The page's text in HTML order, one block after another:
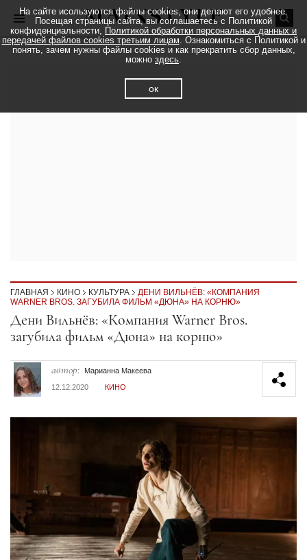
ГЛАВНАЯ КИНО КУЛЬТУРА
ДЕНИ ВИЛЬНЁВ: «КОМПАНИЯ
WARNER BROS. ЗАГУБИЛА ФИЛЬМ «ДЮНА» НА КОРНЮ»
Секция статей
Дени Вильнёв: «Компания Warner Bros.
загубила фильм «Дюна» на корню»
автор:
Марианна Макеева
12.12.2020
КИНО
На сайте исользуются файлы cookies, они делают его удобнее.
Посещая страницы сайта, вы соглашаетесь с Политикой
конфиденциальности, Политикой обработки персональных данных и
передачей файлов cookies третьим лицам. Ознакомиться с Политикой и
понять, зачем нужны файлы cookies и как прекратить сбор данных,
можно здесь.
ок